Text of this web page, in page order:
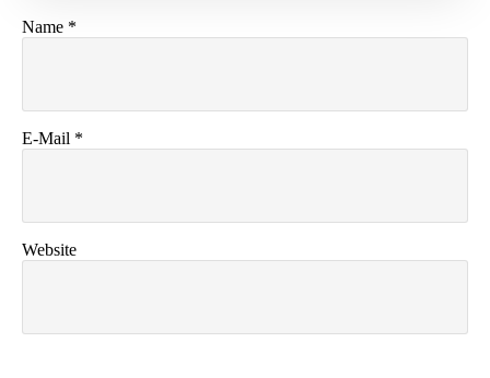
Name *
E-Mail *
Website